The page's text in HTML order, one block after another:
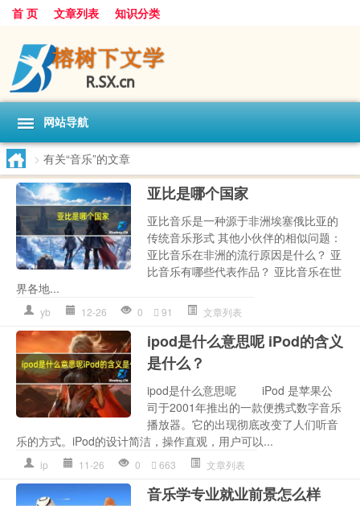
首 页 文章列表 知识分类
网站导航
> 有关“音乐”的文章
亚比是哪个国家
亚比音乐是一种源于非洲埃塞俄比亚的
传统音乐形式 其他小伙伴的相似问题：
亚比音乐在非洲的流行原因是什么？ 亚
比音乐有哪些代表作品？ 亚比音乐在世
界各地...
yb 12-26 0 91 文章列表
ipod是什么意思呢 iPod的含义
是什么？
ipod是什么意思呢 iPod 是苹果公
司于2001年推出的一款便携式数字音乐
播放器。它的出现彻底改变了人们听音
乐的方式。iPod的设计简洁，操作直观，用户可以...
ip 11-26 0 663 文章列表
音乐学专业就业前景怎么样